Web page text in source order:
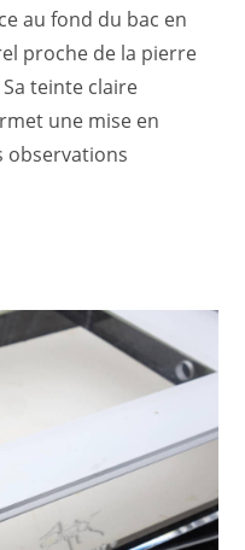
au fond du bac en
proche de la pierre
teinte claire
une mise en
observations